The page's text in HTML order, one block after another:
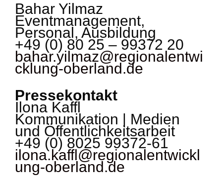
Bahar Yilmaz
Eventmanagement,
Personal, Ausbildung
+49 (0) 80 25 – 99372 20
bahar.yilmaz@regionalentwi
cklung-oberland.de
Pressekontakt
Ilona Kaffl
Kommunikation | Medien
und Öffentlichkeitsarbeit
+49 (0) 8025 99372-61
ilona.kaffl@regionalentwickl
ung-oberland.de